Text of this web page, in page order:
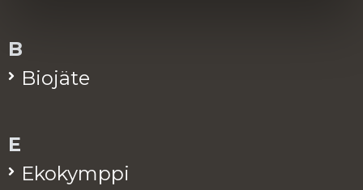
B
Bio­jä­te
E
Eko­kymp­pi